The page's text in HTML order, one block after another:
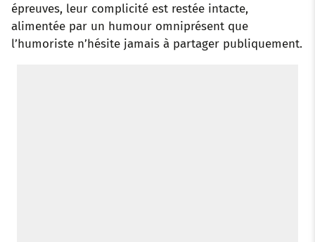
épreuves, leur complicité est restée intacte,
alimentée par un humour omniprésent que
l’humoriste n’hésite jamais à partager publiquement.